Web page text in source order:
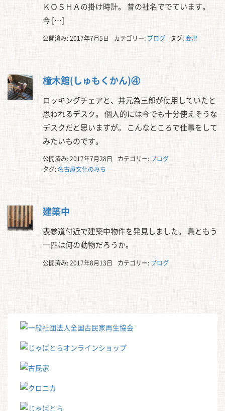
ＫＯＳＨＡの掛け時計。 昔の社名ででています。
今 […]
公開済み: 2017年7月5日 カテゴリー: ブログ タグ:会津
橦木館(しゅもくかん)④
ロッキングチェアと、井元為三郎が使用していたと
思われるデスク。 個人的には今でも十分使えそうな
デスクだと思いますが。 こんなところで仕事をして
みたいものです。
公開済み: 2017年7月28日 カテゴリー: ブログ
タグ:名古屋文化のみち
建築中
表参道付近で建築中物件を発見しました。 鳥ともう
一匹は何の動物だろうか。
公開済み: 2017年8月13日 カテゴリー: ブログ